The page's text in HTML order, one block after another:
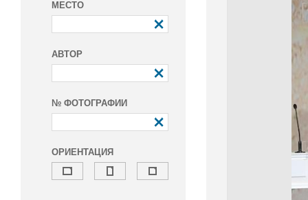
МЕСТО
АВТОР
№ ФОТОГРАФИИ
ОРИЕНТАЦИЯ